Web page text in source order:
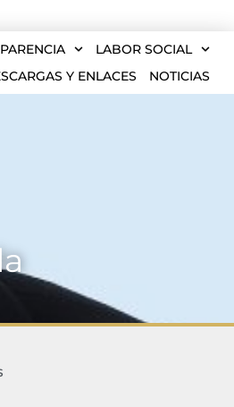
LABOR SOCIAL
Y ENLACES
NOTICIAS